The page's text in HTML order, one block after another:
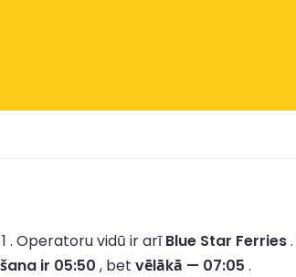
. Operatoru vidū ir arīBlue Star Ferries.
ir 05:50 , bet vēlākā — 07:05 .